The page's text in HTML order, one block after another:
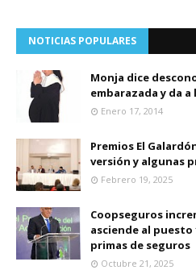
NOTICIAS POPULARES
Monja dice
embarazada y da
Enero 17, 2014
Premios El
versión y algunas
Febrero 19, 2025
Coopseguros
asciende al
primas de seguros
Octubre 21, 2025